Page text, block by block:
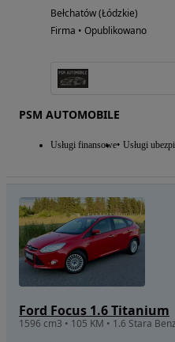
Bełchatów (Łódzkie)
Firma • Opublikowano
PSM AUTOMOBILE
Usługi finansowe Usługi
Ford Focus 1.6 Titanium